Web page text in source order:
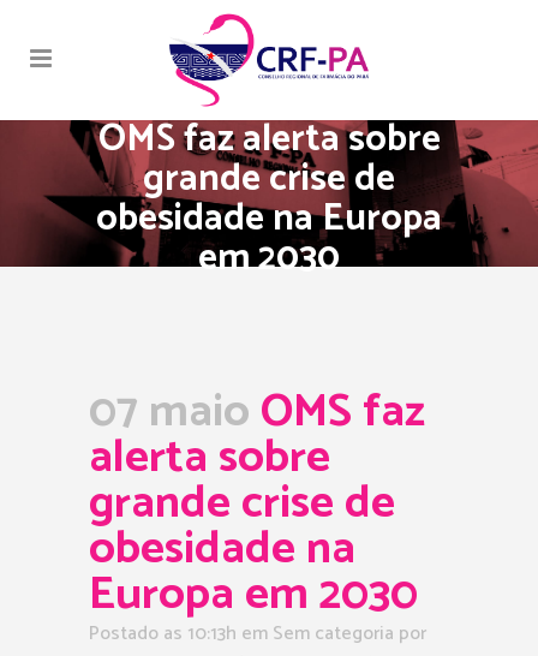
OMS faz alerta sobre
grande crise de
obesidade na Europa
em 2030
07 maioOMS faz
alerta sobre
grande crise de
obesidade na
Europa em 2030
Postado as 10:13h em Sem categoria por